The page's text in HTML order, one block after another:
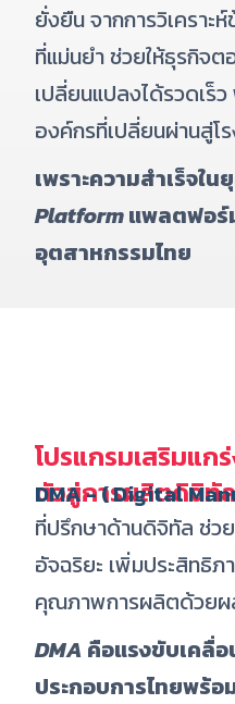
ยั่งยืน จากการวิเคราะ
ที่แม่นยำ ช่วยให้ธุรกิจ
เปลี่ยนแปลงได้รวดเร็
องค์กรที่เปลี่ยนผ่านสู่โ
เพราะความสำเร็จใน
Platformแพลตฟอร์
อุตสาหกรรมไทย
โปรแกรมเสริมแก
ตัวสู่การผลิตดิจิทั
DMA - ( Digital
ที่ปรึกษาด้านดิจิทัล ช่ว
อัจฉริยะ เพิ่มประสิทธิภ
คุณภาพการผลิตด้วย
DMA คือแรงขับเคลื่
ประกอบการไทยพร้